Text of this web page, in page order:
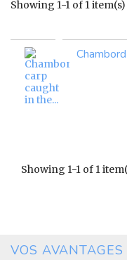
Showing 1-1 of 1 item(s)
Showing 1-1 of 1
VOS